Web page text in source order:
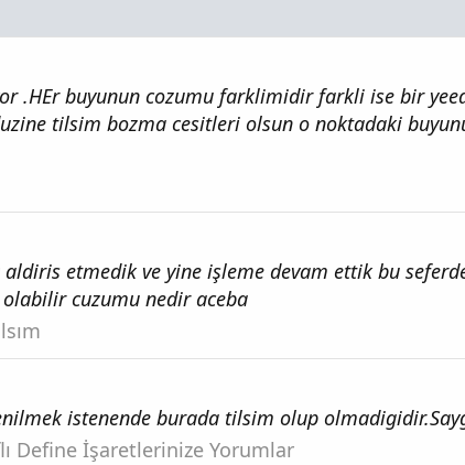
.HEr buyunun cozumu farklimidir farkli ise bir
tilsim bozma cesitleri olsun o noktadaki
etmedik ve yine işleme devam ettik bu
cuzumu nedir aceba
istenende burada tilsim olup
Define İşaretlerinize Yorumlar